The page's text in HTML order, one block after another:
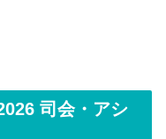
司会・アシ